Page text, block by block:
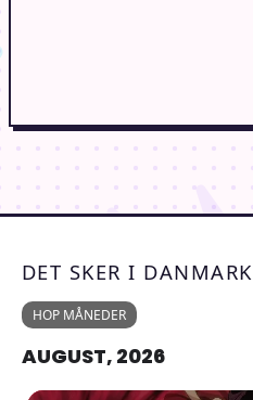
DET SKER I DANMARK
HOP MÅNEDER
AUGUST, 2026